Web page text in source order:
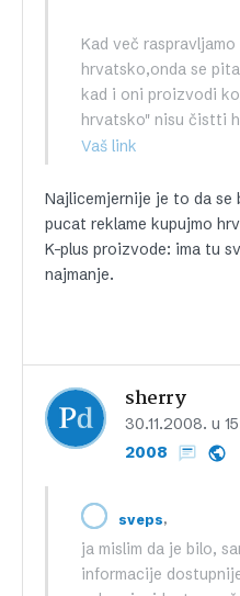
Kad več
hrvatsko,onda se
kad i oni proizvodi
hrvatsko" nisu čistti
Vaš link
Najlicemjernije je to da se
pucat reklame kupujmo
K-plus proizvode: ima tu
najmanje.
sherry
30.11.2008. u
2008
sveps,
ja mislim da je bilo,
informacije